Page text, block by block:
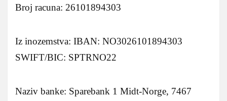
Broj racuna: 26101894303
Iz inozemstva: IBAN: NO3026101894303
SWIFT/BIC: SPTRNO22
Naziv banke: Sparebank 1 Midt-Norge, 7467